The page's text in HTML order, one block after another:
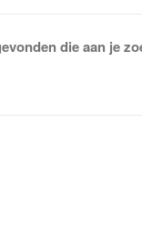
die aan je